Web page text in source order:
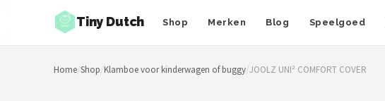
Tiny Dutch Shop Merken Blog Speelgoed
Zoeken
NAVIGATIE
Home/Shop/Klamboe voor kinderwagen of buggy/JOOLZ UNI² COMFORT COVER